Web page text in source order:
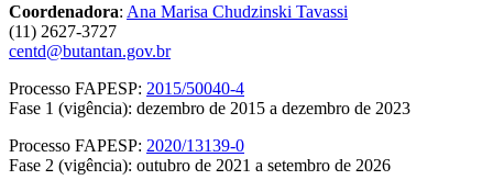
Coordenadora: Ana Marisa Chudzinski Tavassi
(11) 2627-3727
centd@butantan.gov.br
Processo FAPESP: 2015/50040-4
Fase 1 (vigência): dezembro de 2015 a dezembro de 2023
Processo FAPESP: 2020/13139-0
Fase 2 (vigência): outubro de 2021 a setembro de 2026